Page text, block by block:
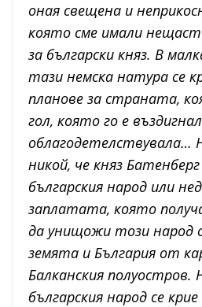
оная свещена и
която сме имали
за български княз. В
тази немска натура се
планове за страната,
гол, която го е
облагодетелствувала…
никой, че княз
българския народ или
заплатата, която
да унищожи този народ
земята и България от
Балканския
българския народ се